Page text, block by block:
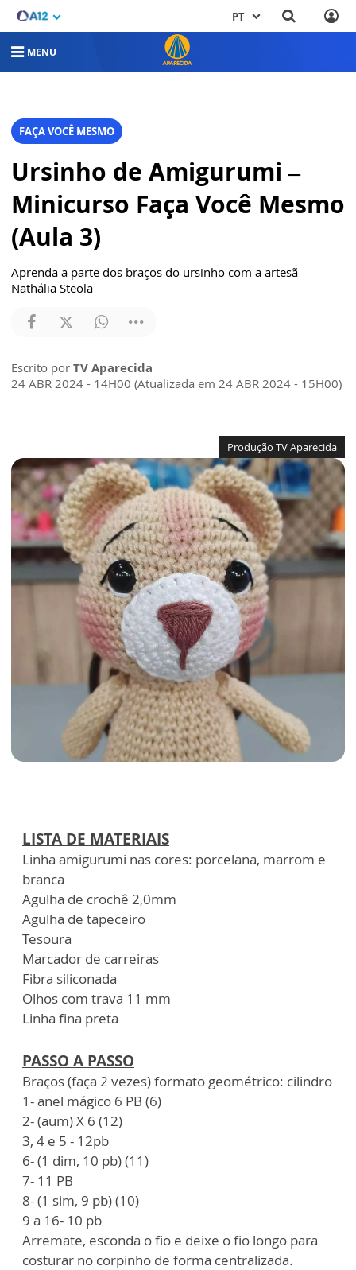
PT
MENU
FAÇA VOCÊ MESMO
Ursinho de Amigurumi –
Minicurso Faça Você Mesmo
(Aula 3)
Aprenda a parte dos braços do ursinho com a artesã
Nathália Steola
Escrito por TV Aparecida
24 ABR 2024 - 14H00 (Atualizada em 24 ABR 2024 - 15H00)
Produção TV Aparecida
LISTA DE MATERIAIS
Linha amigurumi nas cores: porcelana, marrom e
branca
Agulha de crochê 2,0mm
Agulha de tapeceiro
Tesoura
Marcador de carreiras
Fibra siliconada
Olhos com trava 11 mm
Linha fina preta
PASSO A PASSO
Braços (faça 2 vezes) formato geométrico: cilindro
1- anel mágico 6 PB (6)
2- (aum) X 6 (12)
3, 4 e 5 - 12pb
6- (1 dim, 10 pb) (11)
7- 11 PB
8- (1 sim, 9 pb) (10)
9 a 16- 10 pb
Arremate, esconda o fio e deixe o fio longo para
costurar no corpinho de forma centralizada.